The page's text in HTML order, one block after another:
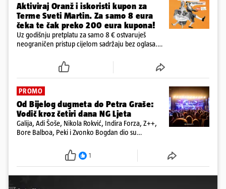
Aktiviraj Oranž i iskoristi kupon za
Terme Sveti Martin. Za samo 8 eura
čeka te čak preko 200 eura kupona!
Uz godišnju pretplatu za samo 8 € ostvaruješ
neograničen pristup cijelom sadržaju bez oglasa.
dnevne e-novine 24sata i tjednika Express. Ali ni to
PROMO
Od Bijelog dugmeta do Petra Graše:
Vodič kroz četiri dana NG Ljeta
Galija, Adi Šoše, Nikola Rokvić, Indira Forza, Z++,
Bore Balboa, Peki i Zvonko Bogdan dio su
16. kolovoza održati na dvije pozornice
1